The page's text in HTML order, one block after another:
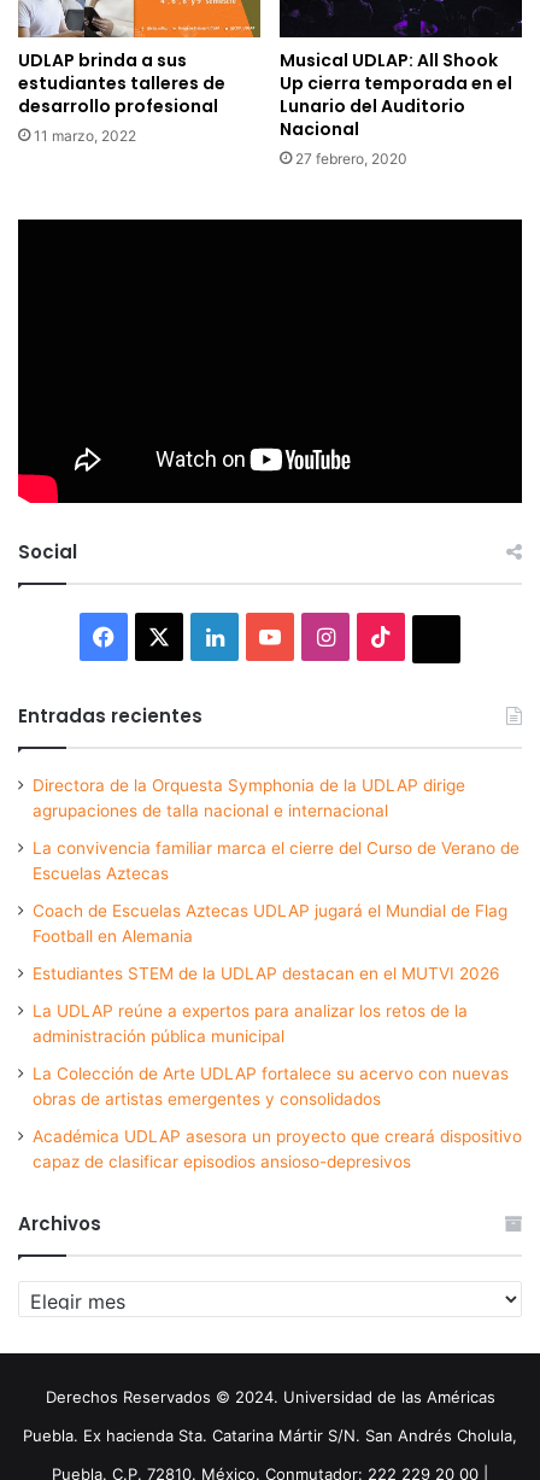
UDLAP brinda a sus
estudiantes talleres de
desarrollo profesional
11 marzo, 2022
Musical UDLAP: All Shook
Up cierra temporada en el
Lunario del Auditorio
Nacional
27 febrero, 2020
Social
Facebook LinkedInYouTubeInstagram
Entradas recientes
Directora de la Orquesta Symphonia de la UDLAP dirige
agrupaciones de talla nacional e internacional
La convivencia familiar marca el cierre del Curso de Verano de
Escuelas Aztecas
Coach de Escuelas Aztecas UDLAP jugará el Mundial de Flag
Football en Alemania
Estudiantes STEM de la UDLAP destacan en el MUTVI 2026
La UDLAP reúne a expertos para analizar los retos de la
administración pública municipal
La Colección de Arte UDLAP fortalece su acervo con nuevas
obras de artistas emergentes y consolidados
Académica UDLAP asesora un proyecto que creará dispositivo
capaz de clasificar episodios ansioso-depresivos
Archivos
Archivos
Derechos Reservados © 2024. Universidad de las Américas
Puebla. Ex hacienda Sta. Catarina Mártir S/N. San Andrés Cholula,
Puebla. C.P. 72810. México. Conmutador: 222 229 20 00 |